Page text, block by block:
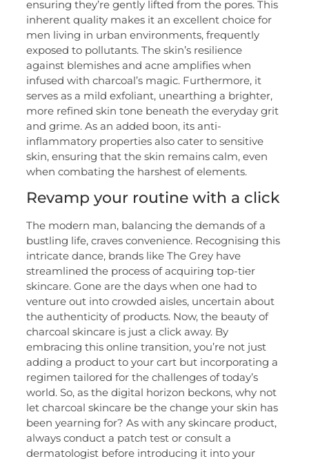
ensuring they’re gently lifted from the pores. This
inherent quality makes it an excellent choice for
men living in urban environments, frequently
exposed to pollutants. The skin’s resilience
against blemishes and acne amplifies when
infused with charcoal’s magic. Furthermore, it
serves as a mild exfoliant, unearthing a brighter,
more refined skin tone beneath the everyday grit
and grime. As an added boon, its anti-
inflammatory properties also cater to sensitive
skin, ensuring that the skin remains calm, even
when combating the harshest of elements.
Revamp your routine with a click
The modern man, balancing the demands of a
bustling life, craves convenience. Recognising this
intricate dance, brands like The Grey have
streamlined the process of acquiring top-tier
skincare. Gone are the days when one had to
venture out into crowded aisles, uncertain about
the authenticity of products. Now, the beauty of
charcoal skincare is just a click away. By
embracing this online transition, you’re not just
adding a product to your cart but incorporating a
regimen tailored for the challenges of today’s
world. So, as the digital horizon beckons, why not
let charcoal skincare be the change your skin has
been yearning for? As with any skincare product,
always conduct a patch test or consult a
dermatologist before introducing it into your